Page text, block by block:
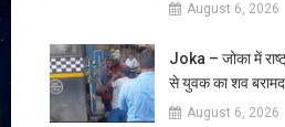
August 6, 2026
Joka – जोका में
से युवक का शव बरामद
August 6, 2026